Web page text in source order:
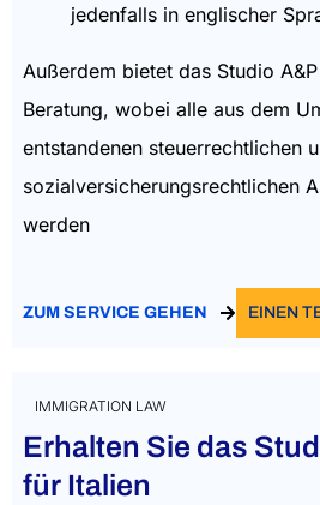
jedenfalls in englischer
Außerdem bietet das Studio
Beratung, wobei alle aus dem
entstandenen steuerrechtlichen
sozialversicherungsrechtlichen
werden
ZUM SERVICE GEHEN EINEN
IMMIGRATION LAW
Erhalten Sie das
für Italien